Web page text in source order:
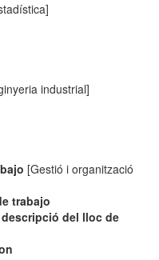
industrial]
[Gestió i organització
trabajo
descripció del lloc de